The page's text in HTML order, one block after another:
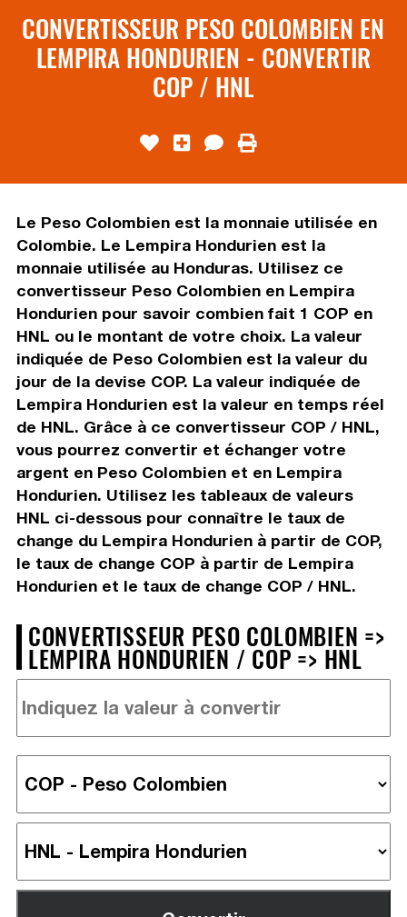
CONVERTISSEUR PESO COLOMBIEN EN
LEMPIRA HONDURIEN - CONVERTIR
COP / HNL
Le Peso Colombien est la monnaie utilisée en
Colombie. Le Lempira Hondurien est la
monnaie utilisée au Honduras. Utilisez ce
convertisseur Peso Colombien en Lempira
Hondurien pour savoir combien fait 1 COP en
HNL ou le montant de votre choix. La valeur
indiquée de Peso Colombien est la valeur du
jour de la devise COP. La valeur indiquée de
Lempira Hondurien est la valeur en temps réel
de HNL. Grâce à ce convertisseur COP / HNL,
vous pourrez convertir et échanger votre
argent en Peso Colombien et en Lempira
Hondurien. Utilisez les tableaux de valeurs
HNL ci-dessous pour connaître le taux de
change du Lempira Hondurien à partir de COP,
le taux de change COP à partir de Lempira
Hondurien et le taux de change COP / HNL.
CONVERTISSEUR PESO COLOMBIEN =>
LEMPIRA HONDURIEN / COP => HNL